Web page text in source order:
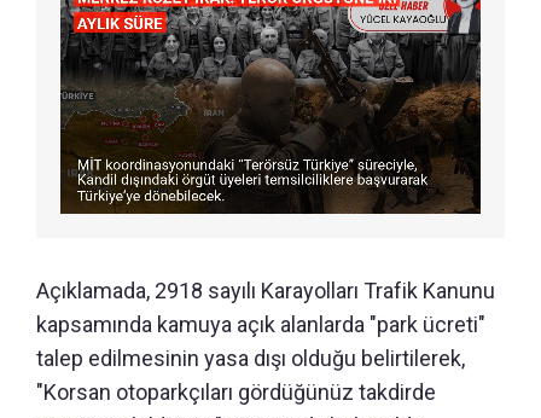
Açıklamada, 2918 sayılı Karayolları Trafik Kanunu
kapsamında kamuya açık alanlarda "park ücreti"
talep edilmesinin yasa dışı olduğu belirtilerek,
"Korsan otoparkçıları gördüğünüz takdirde